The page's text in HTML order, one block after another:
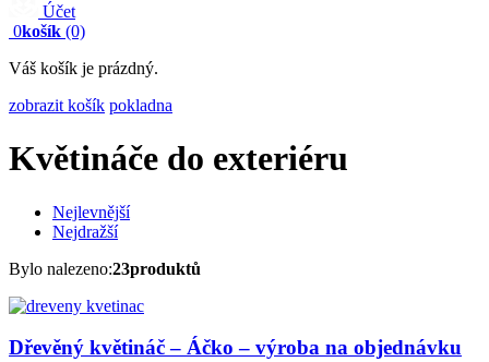
Účet
0košík (0)
Váš košík je prázdný.
zobrazit košík pokladna
Květináče do exteriéru
Nejlevnější
Nejdražší
Bylo nalezeno:23produktů
Dřevěný květináč – Áčko – výroba na objednávku